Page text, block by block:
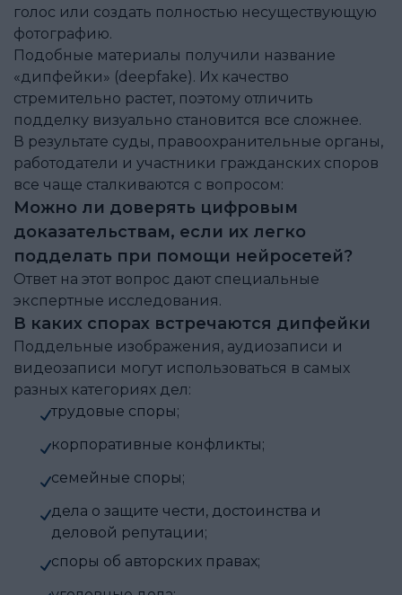
голос или создать полностью несуществующую
фотографию.
Подобные материалы получили название
«дипфейки» (deepfake). Их качество
стремительно растет, поэтому отличить
подделку визуально становится все сложнее.
В результате суды, правоохранительные органы,
работодатели и участники гражданских споров
все чаще сталкиваются с вопросом:
Можно ли доверять цифровым
доказательствам, если их легко
подделать при помощи нейросетей?
Ответ на этот вопрос дают специальные
экспертные исследования.
В каких спорах встречаются дипфейки
Поддельные изображения, аудиозаписи и
видеозаписи могут использоваться в самых
разных категориях дел:
трудовые споры;
корпоративные конфликты;
семейные споры;
дела о защите чести, достоинства и
деловой репутации;
споры об авторских правах;